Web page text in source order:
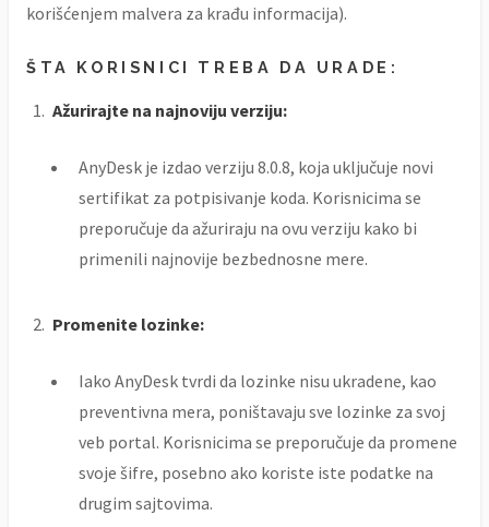
korišćenjem malvera za krađu informacija).
ŠTA KORISNICI TREBA DA URADE:
Ažurirajte na najnoviju verziju:
AnyDesk je izdao verziju 8.0.8, koja uključuje novi
sertifikat za potpisivanje koda. Korisnicima se
preporučuje da ažuriraju na ovu verziju kako bi
primenili najnovije bezbednosne mere.
Promenite lozinke:
Iako AnyDesk tvrdi da lozinke nisu ukradene, kao
preventivna mera, poništavaju sve lozinke za svoj
veb portal. Korisnicima se preporučuje da promene
svoje šifre, posebno ako koriste iste podatke na
drugim sajtovima.